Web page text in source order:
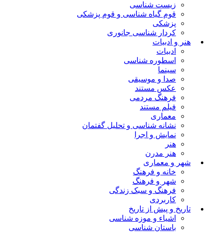
زیست شناسی
قوم گیاه شناسی و قوم پزشکی
پزشکی
کردار شناسی جانوری
هنر و ادبیات
ادبیات
اسطوره شناسی
سینما
صدا و موسیقی
عکس مستند
فرهنگ مردمی
فیلم مستند
معماری
نشانه شناسی و تحلیل گفتمان
نمایش و اجرا
هنر
هنر مدرن
شهر و معماری
خانه و فرهنگ
شهر و فرهنگ
فرهنگ و سبک زندگی
کاربردی
تاریخ و پیش از تاریخ
اشیاء و موزه شناسی
باستان شناسی